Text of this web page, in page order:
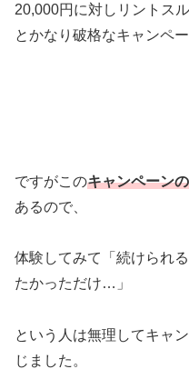
20,000円に対しリントス
とかなり破格なキャンペ
ですがこのキャンペーン
あるので、
体験してみて「続けられ
たかっただけ…」
という人は無理してキャ
じました。